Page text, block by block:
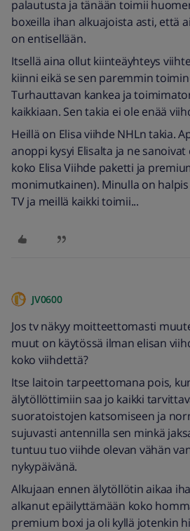
palautusta ja tänään toimii
boxeilla ihan alkuajoista asti, että
on entisellään.
Itsellä aina ollut kiinteäyhteys
kiinni eikä se sen paremmin
Turhauttavan kankea ja
kaikkiaan. Sen takia ei ole enää
Heillä on Elisa viihde NHLn takia.
anoppi kysyi Elisalta ja ne
koko Elisa Viihde paketti ja
monimutkainen). Minulla on
TV ja meillä kaikki toimii...
JV0600
Jos tv näkyy moitteettomasti
muut on käytössä ilman elisan
koko viihdettä?
Itse laitoin tarpeettomana pois,
älytöllöttimiin saa jo kaikki
suoratoistojen katsomiseen ja
sujuvasti antennilla sen minkä
tuntuu tuo viihde olevan vähän
nykypäivänä.
Alkujaan ennen älytöllötin aikaa
alkanut epäilyttämään koko
premium boxi ja oli kyllä jotenkin